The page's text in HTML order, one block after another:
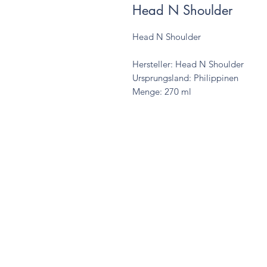
Head N Shoulder
Head N Shoulder
Hersteller: Head N Shoulder
Ursprungsland: Philippinen
Menge: 270 ml